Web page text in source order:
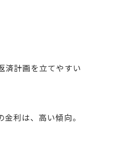
済計画を立てやすい
利は、高い傾向。